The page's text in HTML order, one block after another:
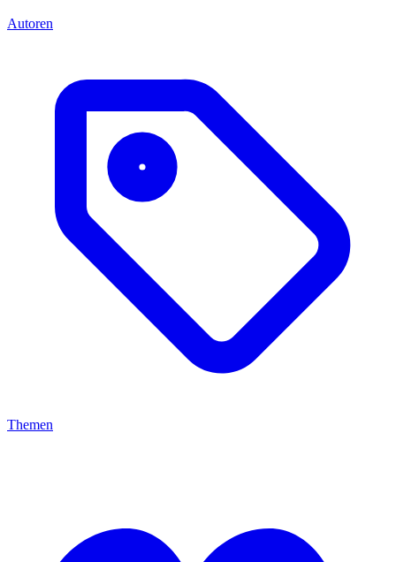
Autoren
Themen